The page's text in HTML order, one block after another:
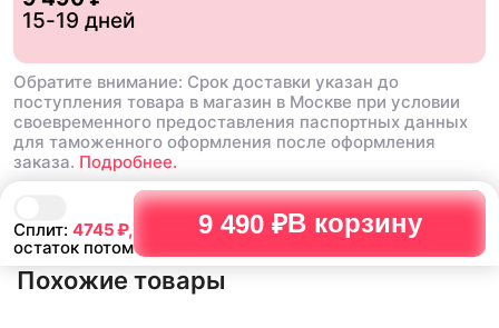
Сплит: 4745₽,
остаток потом
9 490 ₽В корзину
15-19 дней
Обратите внимание: Срок доставки указан до
поступления товара в магазин в Москве при условии
своевременного предоставления паспортных данных
для таможенного оформления после оформления
заказа. Подробнее.
Похожие товары